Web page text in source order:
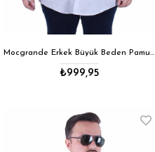
Mocgrande Erkek Büyük Beden Pamuk Keten Flam Gömlek 11353 GRI
₺999,95